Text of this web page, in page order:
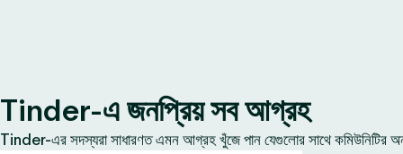
Tinder-এ জনপ্রিয় সব আগ্রহ
Tinder-এর সদস্যরা সাধারণত এমন আগ্রহ খুঁজে পান যেগুলোর সাথে কমিউনিটির